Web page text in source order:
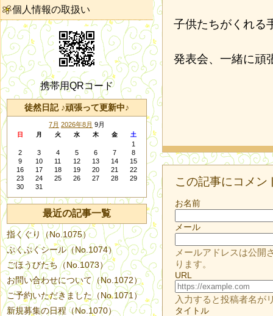
子供たちがくれる
発表会、一緒に頑
この記事にコメン
お名前
メール
メールアドレスは公開
ります。
URL
入力すると投稿者名が
タイトル
個人情報の取扱い
携帯用QRコード
徒然日記 ♪頑張って更新中♪
7月 2026年8月 9月
日 月 火 水 木 金 土
1
2
3 4 5 6 7
8
9
10 11 12 13 14
15
16
17 18 19 20 21
22
23
24 25 26 27 28
29
30
31
最近の記事一覧
指くぐり（No.1075）
ぷくぷくシール（No.1074）
ごほうびたち（No.1073）
お問い合わせについて（No.1072）
ご予約いただきました（No.1071）
新規募集の日程（No.1070）